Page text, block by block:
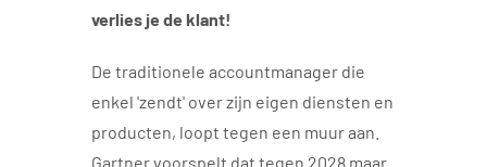
verlies je de klant!
De traditionele accountmanager die
enkel 'zendt' over zijn eigen diensten en
producten, loopt tegen een muur aan.
Gartner voorspelt dat tegen 2028 maar